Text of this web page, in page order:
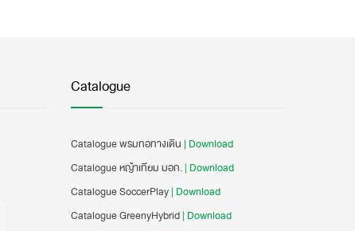
Catalogue
Catalogue พรมทอทางเดิน | Download
Catalogue หญ้าเทียม มอก.| Download
Catalogue SoccerPlay| Download
Catalogue GreenyHybrid| Download